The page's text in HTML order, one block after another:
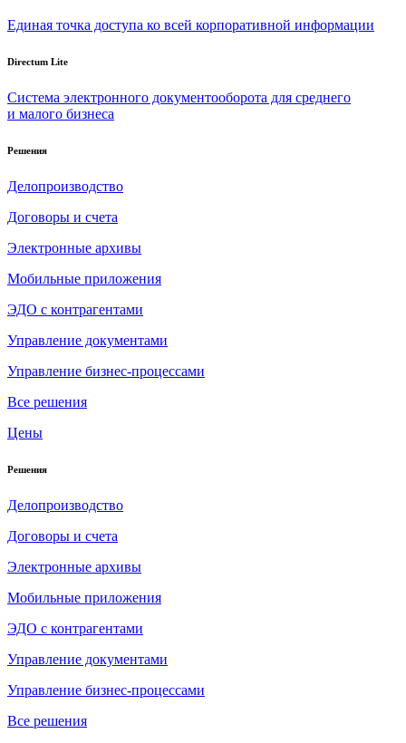
Единая точка доступа ко всей корпоративной информации
Directum Lite
Система электронного документооборота для среднего
и малого бизнеса
Решения
Делопроизводство
Договоры и счета
Электронные архивы
Мобильные приложения
ЭДО с контрагентами
Управление документами
Управление бизнес-процессами
Все решения
Цены
Решения
Делопроизводство
Договоры и счета
Электронные архивы
Мобильные приложения
ЭДО с контрагентами
Управление документами
Управление бизнес-процессами
Все решения